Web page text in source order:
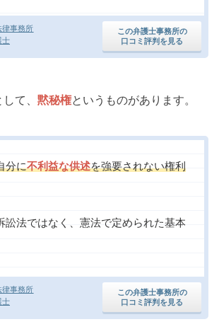
律事務所
士
この弁護士事務所の
口コミ評判を見る
て、 黙秘権というものがあります。
律事務所
士
この弁護士事務所の
口コミ評判を見る
分に不利益な供述を強要されない権利
訟法ではなく、憲法で定められた基本